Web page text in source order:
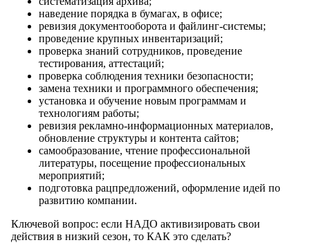
наведение порядка в бумагах, в офисе;
ревизия документооборота и файлинг-системы;
проведение крупных инвентаризаций;
проверка знаний сотрудников, проведение
тестирования, аттестаций;
проверка соблюдения техники безопасности;
замена техники и программного обеспечения;
установка и обучение новым программам и
технологиям работы;
ревизия рекламно-информационных материалов,
обновление структуры и контента сайтов;
самообразование, чтение профессиональной
литературы, посещение профессиональных
мероприятий;
подготовка рацпредложений, оформление идей по
развитию компании.
Ключевой вопрос: если НАДО активизировать свои
действия в низкий сезон, то КАК это сделать?